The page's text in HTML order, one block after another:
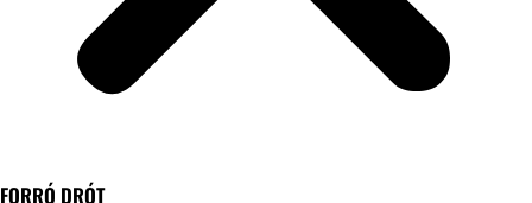
FORRÓ DRÓT